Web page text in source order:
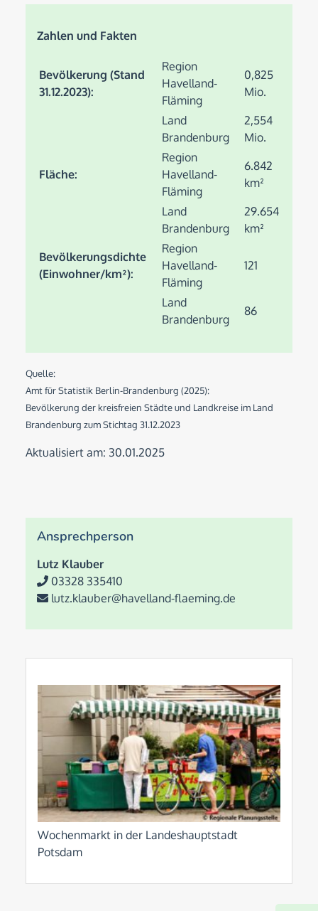
Zahlen und Fakten
Bevölkerung (Stand
31.12.2023):
Region
Havelland-
Fläming
0,825
Mio.
Land
Brandenburg
2,554
Mio.
Fläche:
Region
Havelland-
Fläming
6.842
km²
Land
Brandenburg
29.654
km²
Bevölkerungsdichte
(Einwohner/km²):
Region
Havelland-
Fläming
121
Land
Brandenburg
86
Quelle:
Amt für Statistik Berlin-Brandenburg (2025):
Bevölkerung der kreisfreien Städte und Landkreise im Land
Brandenburg zum Stichtag 31.12.2023
Aktualisiert am: 30.01.2025
Ansprechperson
Lutz Klauber
03328 335410
lutz.klauber@havelland-flaeming.de
Wochenmarkt in der Landeshauptstadt
Potsdam